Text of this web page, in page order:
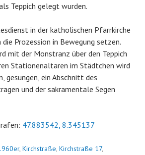
Teppich gelegt wurden.
in der katholischen Pfarrkirche
Prozession in Bewegung setzen.
mit der Monstranz über den Teppich
Stationenaltaren im Städtchen wird
gesungen, ein Abschnitt des
und der sakramentale Segen
47.883542, 8.345137
, Kirchstraße, Kirchstraße 17,